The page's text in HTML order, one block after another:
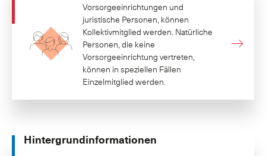
Vorsorgeeinrichtungen und
juristische Personen, können
Kollektivmitglied werden. Natürliche
Personen, die keine
Vorsorgeeinrichtung vertreten,
können in speziellen Fällen
Einzelmitglied werden.
Hintergrundinformationen